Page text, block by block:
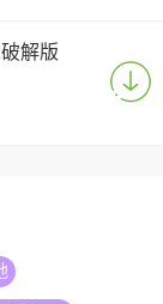
解版